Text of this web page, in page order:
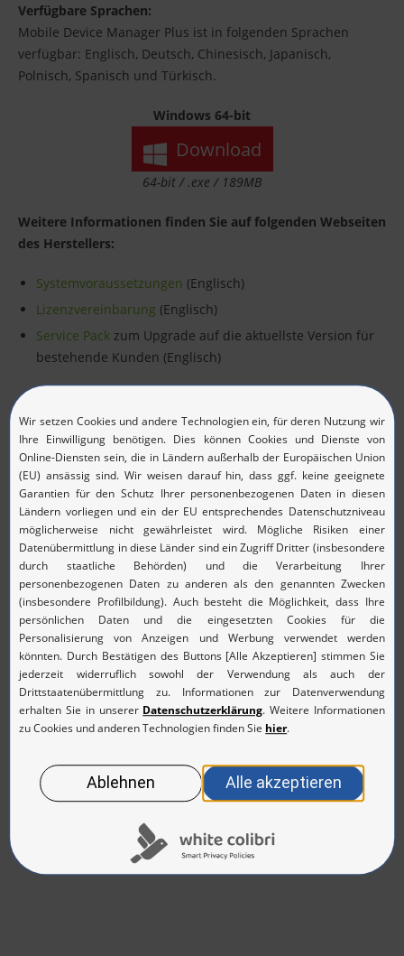
Verfügbare Sprachen:
Mobile Device Manager Plus ist in folgenden Sprachen
verfügbar: Englisch, Deutsch, Chinesisch, Japanisch,
Polnisch, Spanisch und Türkisch.
Windows 64-bit
Download
64-bit / .exe / 189MB
Weitere Informationen finden Sie auf folgenden Webseiten
des Herstellers:
Systemvoraussetzungen (Englisch)
Lizenzvereinbarung (Englisch)
Service Pack zum Upgrade auf die aktuellste Version für
bestehende Kunden (Englisch)